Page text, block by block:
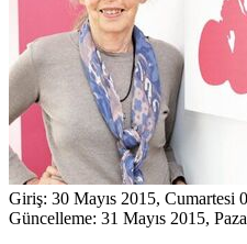
Giriş: 30 Mayıs 2015, Cumartesi
Güncelleme: 31 Mayıs 2015,